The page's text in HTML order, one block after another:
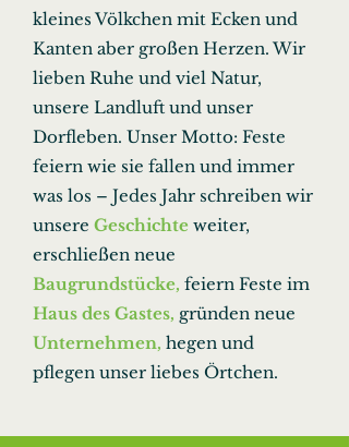
kleines Völkchen mit Ecken und
Kanten aber großen Herzen. Wir
lieben Ruhe und viel Natur,
unsere Landluft und unser
Dorfleben. Unser Motto: Feste
feiern wie sie fallen und immer
was los – Jedes Jahr schreiben wir
unsere Geschichte weiter,
erschließen neue
Baugrundstücke, feiern Feste im
Haus des Gastes, gründen neue
Unternehmen, hegen und
pflegen unser liebes Örtchen.